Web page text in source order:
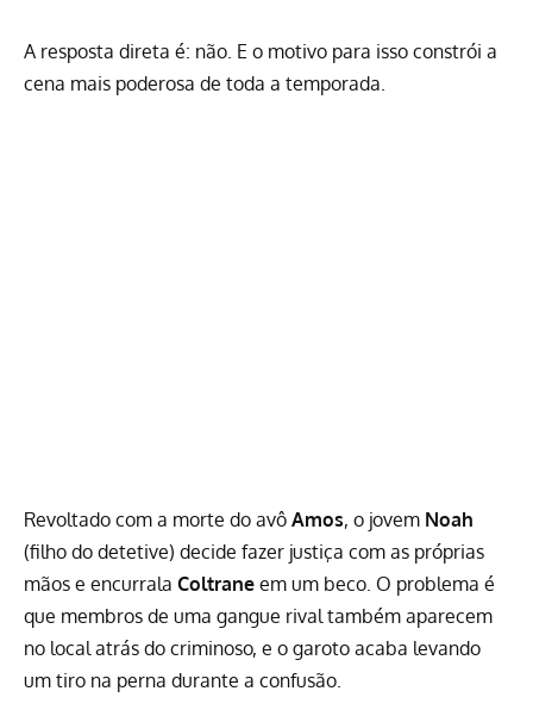
A resposta direta é: não. E o motivo para isso constrói a
cena mais poderosa de toda a temporada.
Revoltado com a morte do avô Amos, o jovem Noah
(filho do detetive) decide fazer justiça com as próprias
mãos e encurrala Coltrane em um beco. O problema é
que membros de uma gangue rival também aparecem
no local atrás do criminoso, e o garoto acaba levando
um tiro na perna durante a confusão.